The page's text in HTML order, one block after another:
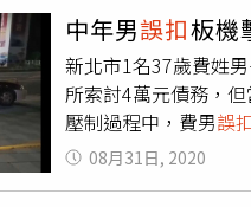
了解，待陳男術後
機、車行等尋仇。警
子，也繼續追查背後
中年男誤扣板機
新北市1名37歲費姓
所索討4萬元債務，
壓制過程中，費男誤
險，目前警方已將涉
路1間會所談判，但
08月31日, 2020